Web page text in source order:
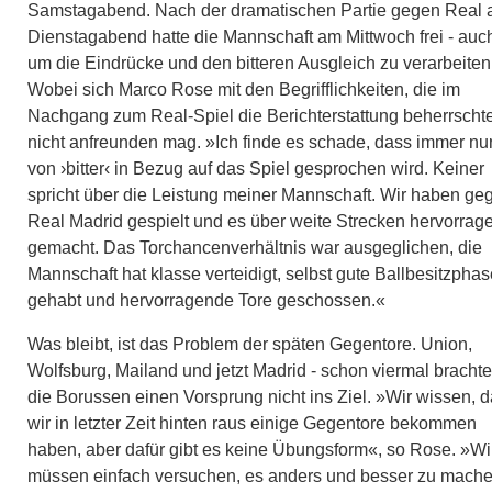
Samstagabend. Nach der dramatischen Partie gegen Real
Dienstagabend hatte die Mannschaft am Mittwoch frei -
um die Eindrücke und den bitteren Ausgleich zu
Wobei sich Marco Rose mit den Begrifflichkeiten, die im
Nachgang zum Real-Spiel die Berichterstattung
nicht anfreunden mag. »Ich finde es schade, dass immer
von ›bitter‹ in Bezug auf das Spiel gesprochen wird. Keiner
spricht über die Leistung meiner Mannschaft. Wir haben
Real Madrid gespielt und es über weite Strecken
gemacht. Das Torchancenverhältnis war ausgeglichen, die
Mannschaft hat klasse verteidigt, selbst gute
gehabt und hervorragende Tore geschossen.«
Was bleibt, ist das Problem der späten Gegentore. Union,
Wolfsburg, Mailand und jetzt Madrid - schon viermal
die Borussen einen Vorsprung nicht ins Ziel. »Wir wissen,
wir in letzter Zeit hinten raus einige Gegentore bekommen
haben, aber dafür gibt es keine Übungsform«, so Rose.
müssen einfach versuchen, es anders und besser zu